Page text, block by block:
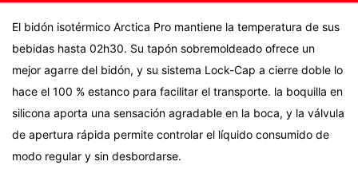
El bidón isotérmico Arctica Pro mantiene la temperatura de sus
bebidas hasta 02h30. Su tapón sobremoldeado ofrece un
mejor agarre del bidón, y su sistema Lock-Cap a cierre doble lo
hace el 100 % estanco para facilitar el transporte. la boquilla en
silicona aporta una sensación agradable en la boca, y la válvula
de apertura rápida permite controlar el líquido consumido de
modo regular y sin desbordarse.